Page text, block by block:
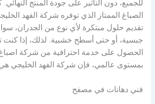
للجميع، دون التأثير على جودة المنتج
الصباغ الممتاز الذي توفره شركة الفهد
تقديم حلول مبتكرة لأي نوع من الجدران،
جبسية، أو حتى أسطح خشبية. لذلك، إذا
الحصول على خدمة احترافية من شركة
بمستوى عالمي، فإن شركة الفهد الخليجي هي
فني دهانات في مصفح